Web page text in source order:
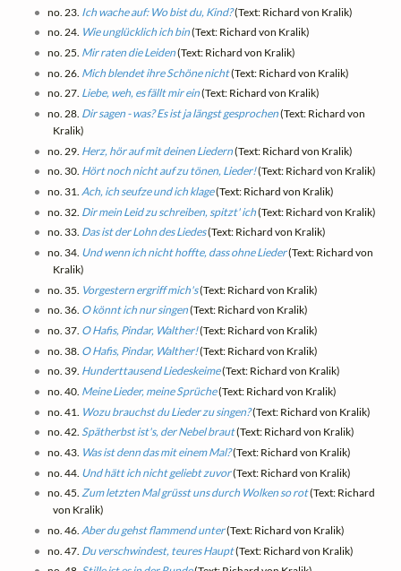
no. 23. Ich wache auf: Wo bist du, Kind?(Text: Richard von Kralik)
no. 24. Wie unglücklich ich bin(Text: Richard von Kralik)
no. 25. Mir raten die Leiden(Text: Richard von Kralik)
no. 26. Mich blendet ihre Schöne nicht(Text: Richard von Kralik)
no. 27. Liebe, weh, es fällt mir ein(Text: Richard von Kralik)
no. 28. Dir sagen - was? Es ist ja längst gesprochen(Text: Richard von
Kralik)
no. 29. Herz, hör auf mit deinen Liedern(Text: Richard von Kralik)
no. 30. Hört noch nicht auf zu tönen, Lieder!(Text: Richard von Kralik)
no. 31. Ach, ich seufze und ich klage(Text: Richard von Kralik)
no. 32. Dir mein Leid zu schreiben, spitzt' ich(Text: Richard von Kralik)
no. 33. Das ist der Lohn des Liedes(Text: Richard von Kralik)
no. 34. Und wenn ich nicht hoffte, dass ohne Lieder(Text: Richard von
Kralik)
no. 35. Vorgestern ergriff mich's(Text: Richard von Kralik)
no. 36. O könnt ich nur singen(Text: Richard von Kralik)
no. 37. O Hafis, Pindar, Walther!(Text: Richard von Kralik)
no. 38. O Hafis, Pindar, Walther!(Text: Richard von Kralik)
no. 39. Hunderttausend Liedeskeime(Text: Richard von Kralik)
no. 40. Meine Lieder, meine Sprüche(Text: Richard von Kralik)
no. 41. Wozu brauchst du Lieder zu singen?(Text: Richard von Kralik)
no. 42. Spätherbst ist's, der Nebel braut(Text: Richard von Kralik)
no. 43. Was ist denn das mit einem Mal?(Text: Richard von Kralik)
no. 44. Und hätt ich nicht geliebt zuvor(Text: Richard von Kralik)
no. 45. Zum letzten Mal grüsst uns durch Wolken so rot(Text: Richard
von Kralik)
no. 46. Aber du gehst flammend unter(Text: Richard von Kralik)
no. 47. Du verschwindest, teures Haupt(Text: Richard von Kralik)